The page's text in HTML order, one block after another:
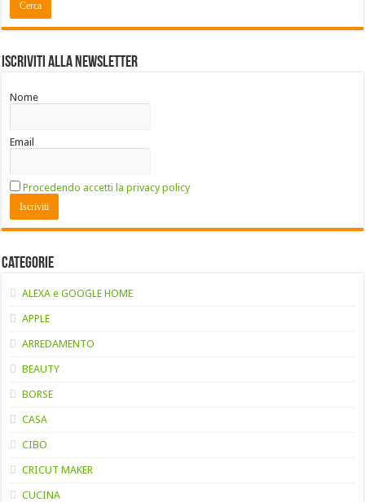
Iscriviti alla Newsletter
Nome
Email
Procedendo accetti la privacy policy
Categorie
ALEXA e GOOGLE HOME
APPLE
ARREDAMENTO
BEAUTY
BORSE
CASA
CIBO
CRICUT MAKER
CUCINA